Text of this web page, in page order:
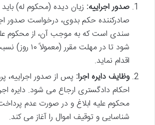
صدور اجراییه: زیان دیده (محکوم له) باید
صادرکننده حکم بدوی، درخواست صدور
سندی است که به موجب آن، از محکوم
شود تا در مهلت
اقدام نماید.
وظایف دایره اجرا: پس از صدور اجراییه،
احکام دادگستری ارجاع می شود. دایره
محکوم علیه ابلاغ و در صورت عدم
شناسایی و توقیف اموال را آغاز می کند.